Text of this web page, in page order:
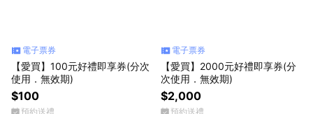
電子票券
【愛買】100元好禮即享券(分次
使用．無效期)
$100
預約送禮
電子票券
【愛買】2000元好禮即享券(分
次使用．無效期)
$2,000
預約送禮